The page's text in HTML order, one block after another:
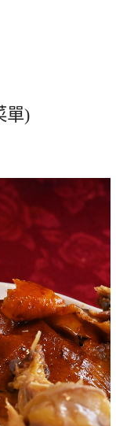
單)